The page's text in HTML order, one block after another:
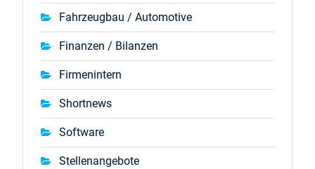
Fahrzeugbau / Automotive
Finanzen / Bilanzen
Firmenintern
Shortnews
Software
Stellenangebote